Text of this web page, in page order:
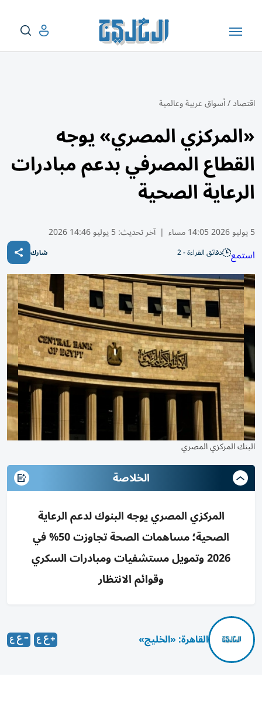
اقتصاد/أسواق عربية وعالمية
«المركزي المصري» يوجه
القطاع المصرفي بدعم مبادرات
الرعاية الصحية
5 يوليو 2026 14:05 مساء | آخر تحديث:5 يوليو 14:46 2026
استمع دقائق القراءة - 2 شارك
البنك المركزي المصري
الخلاصة
المركزي المصري يوجه البنوك لدعم الرعاية
الصحية؛ مساهمات الصحة تجاوزت 50% في
2026 وتمويل مستشفيات ومبادرات السكري
وقوائم الانتظار
القاهرة: «الخليج»